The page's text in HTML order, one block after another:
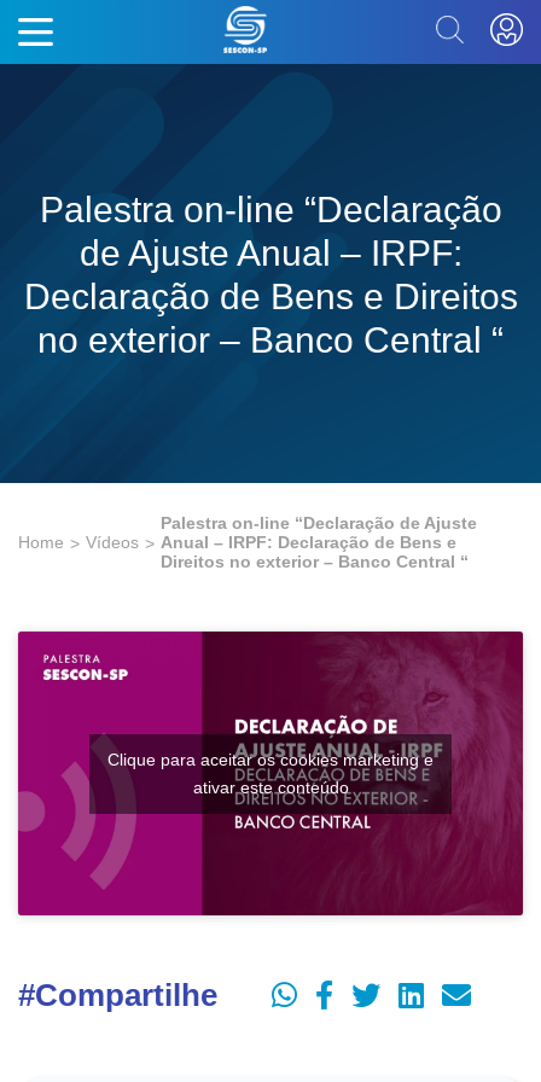
Palestra on-line “Declaração
de Ajuste Anual – IRPF:
Declaração de Bens e Direitos
no exterior – Banco Central “
Home Vídeos
Palestra on-line “Declaração de Ajuste
Anual – IRPF: Declaração de Bens e
Direitos no exterior – Banco Central “
Clique para aceitar os cookies marketing e
ativar este conteúdo
#Compartilhe